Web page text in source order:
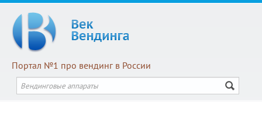
Портал №1 про вендинг в России